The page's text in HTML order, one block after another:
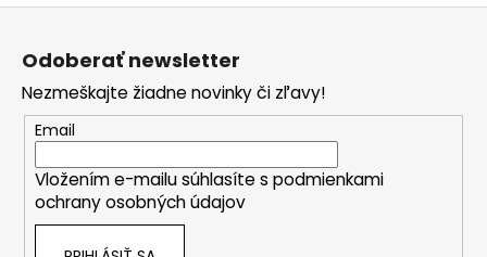
Z
Odoberať newsletter
Nezmeškajte žiadne novinky či zľavy!
Email
Vložením e-mailu súhlasíte s podmienkami
ochrany osobných údajov